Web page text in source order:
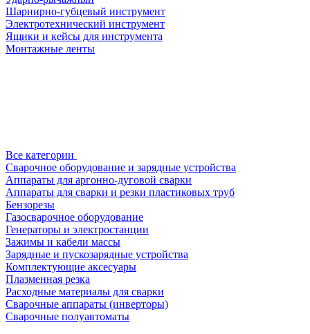
Шарнирно-губцевый инструмент
Электротехнический инструмент
Ящики и кейсы для инструмента
Монтажные ленты
Все категории
Сварочное оборудование и зарядные устройства
Аппараты для аргонно-дуговой сварки
Аппараты для сварки и резки пластиковых труб
Бензорезы
Газосварочное оборудование
Генераторы и электростанции
Зажимы и кабели массы
Зарядные и пускозарядные устройства
Комплектующие аксесуары
Плазменная резка
Расходные материалы для сварки
Сварочные аппараты (инверторы)
Сварочные полуавтоматы